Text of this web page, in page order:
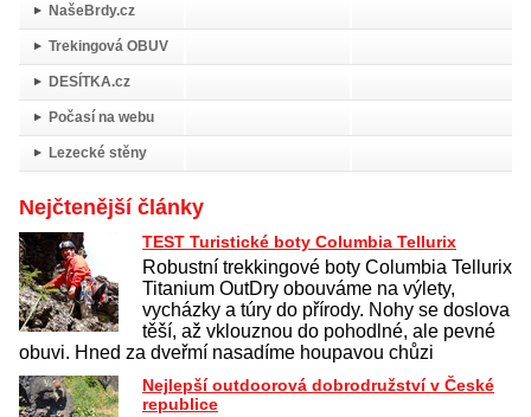
NašeBrdy.cz
Trekingová OBUV
DESÍTKA.cz
Počasí na webu
Lezecké stěny
Nejčtenější články
TEST Turistické boty Columbia Tellurix
Robustní trekkingové boty Columbia Tellurix
Titanium OutDry obouváme na výlety,
vycházky a túry do přírody. Nohy se doslova
těší, až vklouznou do pohodlné, ale pevné
obuvi. Hned za dveřmí nasadíme houpavou chůzi
Nejlepší outdoorová dobrodružství v České
republice